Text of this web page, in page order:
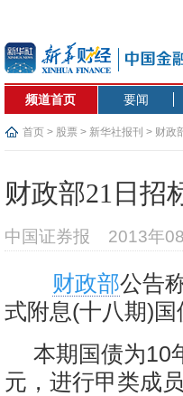
频道首页 要闻
首页 > 股票 > 新华社报刊 > 财政
财政部21日招
中国证券报 2013年
财政部公告
式附息(十八期)国
本期国债为10
元，进行甲类成